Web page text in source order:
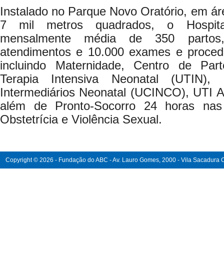
Instalado no Parque Novo Oratório, em
7 mil metros quadrados, o
mensalmente média de 350
atendimentos e 10.000 exames e
incluindo Maternidade, Centro de
Terapia Intensiva Neonatal (UTIN),
Intermediários Neonatal (UCINCO), UTI
além de Pronto-Socorro 24 horas
Obstetrícia e Violência Sexual.
Copyright © 2026 - Fundação do ABC - Av. Lauro Gomes, 2000 - Vila